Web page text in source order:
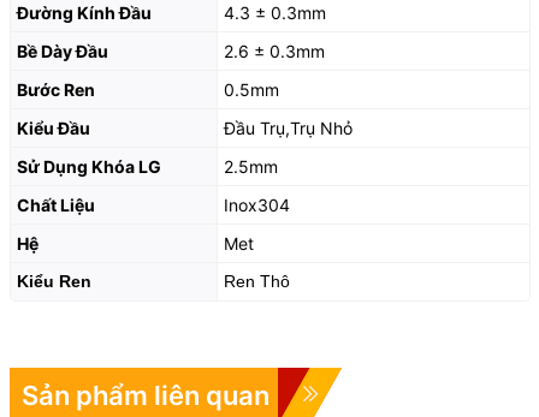
Đường Kính Đầu
4.3 ± 0.3mm
Bề Dày Đầu
2.6 ± 0.3mm
Bước Ren
0.5mm
Kiểu Đầu
Đầu Trụ,Trụ Nhỏ
Sử Dụng Khóa LG
2.5mm
Chất Liệu
Inox304
Hệ
Met
Kiểu Ren Ren Thô
Sản phẩm liên quan